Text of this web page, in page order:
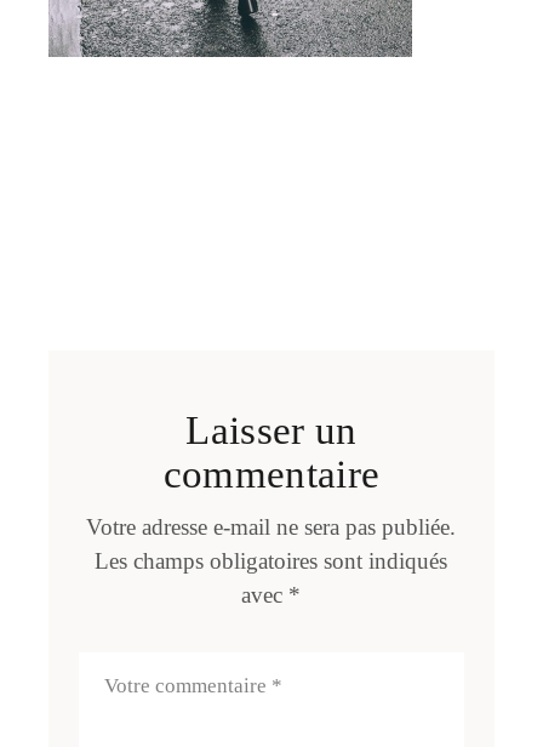
Laisser un
commentaire
Votre adresse e-mail ne sera pas publiée.
Les champs obligatoires sont indiqués
avec *